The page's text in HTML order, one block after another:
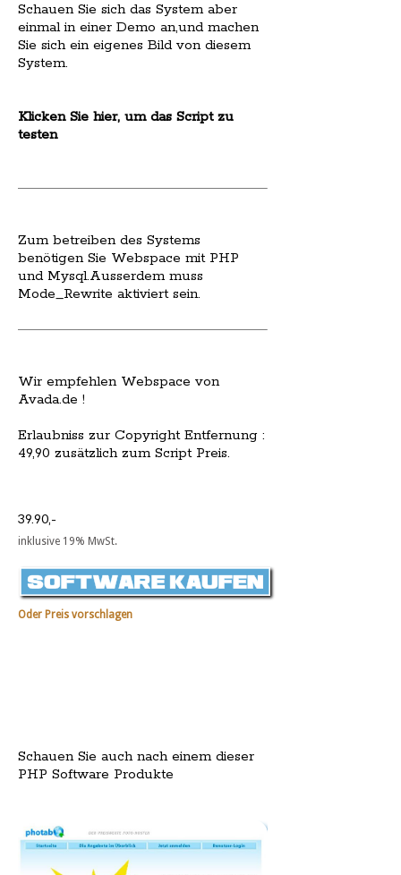
Schauen Sie sich das System aber
einmal in einer Demo an,und machen
Sie sich ein eigenes Bild von diesem
System.
Klicken Sie hier, um das Script zu
testen
Zum betreiben des Systems
benötigen Sie Webspace mit PHP
und Mysql.Ausserdem muss
Mode_Rewrite aktiviert sein.
Wir empfehlen Webspace von
Avada.de !
Erlaubniss zur Copyright Entfernung :
49,90 zusätzlich zum Script Preis.
39.90,-
inklusive 19% MwSt.
Oder Preis vorschlagen
Schauen Sie auch nach einem dieser
PHP Software Produkte